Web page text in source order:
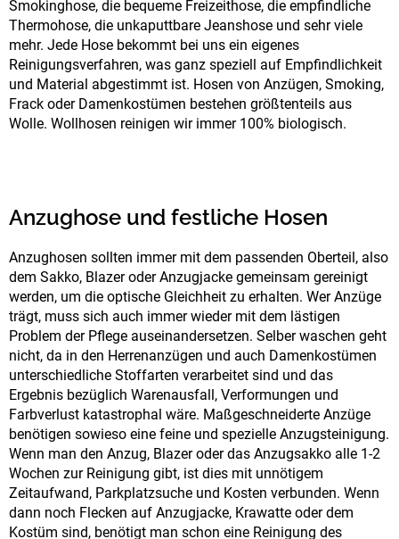
Smokinghose, die bequeme Freizeithose, die empfindliche
Thermohose, die unkaputtbare Jeanshose und sehr viele
mehr. Jede Hose bekommt bei uns ein eigenes
Reinigungsverfahren, was ganz speziell auf Empfindlichkeit
und Material abgestimmt ist. Hosen von Anzügen, Smoking,
Frack oder Damenkostümen bestehen größtenteils aus
Wolle. Wollhosen reinigen wir immer 100% biologisch.
Anzughose und festliche Hosen
Anzughosen sollten immer mit dem passenden Oberteil, also
dem Sakko, Blazer oder Anzugjacke gemeinsam gereinigt
werden, um die optische Gleichheit zu erhalten. Wer Anzüge
trägt, muss sich auch immer wieder mit dem lästigen
Problem der Pflege auseinandersetzen. Selber waschen geht
nicht, da in den Herrenanzügen und auch Damenkostümen
unterschiedliche Stoffarten verarbeitet sind und das
Ergebnis bezüglich Warenausfall, Verformungen und
Farbverlust katastrophal wäre. Maßgeschneiderte Anzüge
benötigen sowieso eine feine und spezielle Anzugsteinigung.
Wenn man den Anzug, Blazer oder das Anzugsakko alle 1-2
Wochen zur Reinigung gibt, ist dies mit unnötigem
Zeitaufwand, Parkplatzsuche und Kosten verbunden. Wenn
dann noch Flecken auf Anzugjacke, Krawatte oder dem
Kostüm sind, benötigt man schon eine Reinigung des